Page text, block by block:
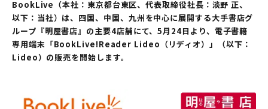
BookLive（本社：東京都台東区、代表取締役社長：淡野 正、
以下：当社）は、四国、中国、九州を中心に展開する大手書店グ
ループ『明屋書店』の主要4店舗にて、5月24日より、電子書籍
専用端末「BookLive!Reader Lideo（リディオ）」（以下：
Lideo）の販売を開始します。